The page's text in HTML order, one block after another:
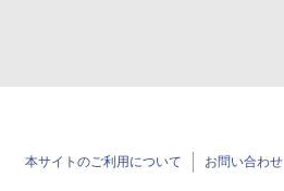
本サイトのご利用について お問い合わせ